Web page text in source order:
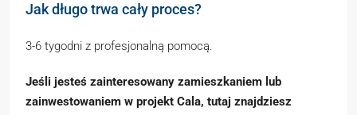
Jak długo trwa cały proces?
3-6 tygodni z profesjonalną pomocą.
Jeśli jesteś zainteresowany zamieszkaniem lub
zainwestowaniem w projekt Cala, tutaj znajdziesz